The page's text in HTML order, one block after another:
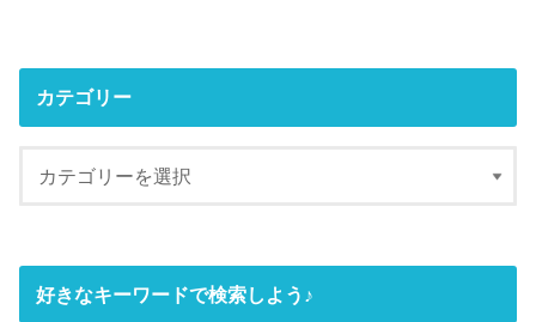
カテゴリー
好きなキーワードで検索しよう♪